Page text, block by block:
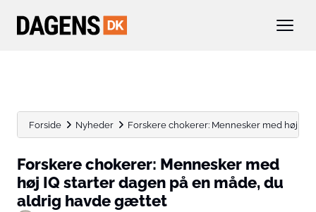
Forside Nyheder Forskere chokerer: Mennesker med høj IQ
Forskere chokerer: Mennesker med
høj IQ starter dagen på en måde, du
aldrig havde gættet